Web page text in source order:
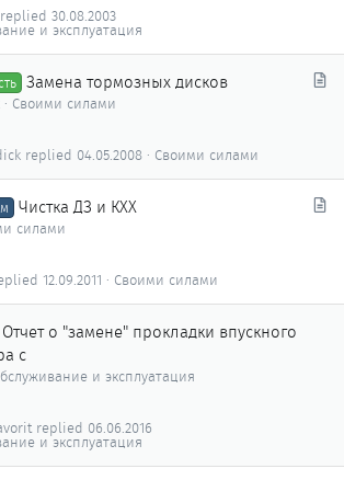
и эксплуатация
30.08.2003
я
Замена тормозных дисков
Своими силами
Своими силами
04.05.2008
я
Чистка ДЗ и КХХ
силами
Своими силами
12.09.2011
Отчет о "замене" прокладки впускного
с
и эксплуатация
и эксплуатация
06.06.2016